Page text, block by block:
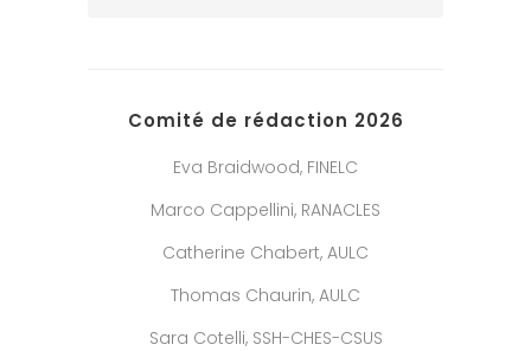
Comité de rédaction 2026
Eva Braidwood, FINELC
Marco Cappellini, RANACLES
Catherine Chabert, AULC
Thomas Chaurin, AULC
Sara Cotelli, SSH-CHES-CSUS